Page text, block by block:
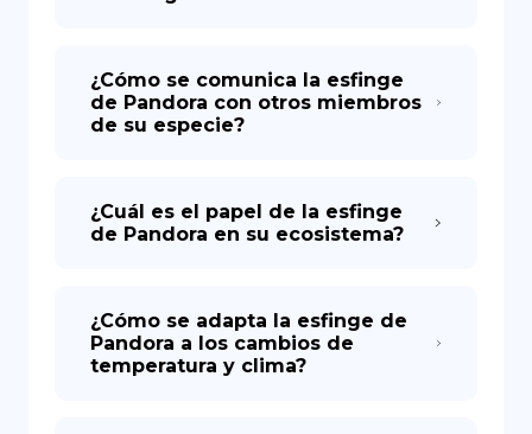
¿Cómo se comunica la esfinge
de Pandora con otros miembros
de su especie?
¿Cuál es el papel de la esfinge
de Pandora en su ecosistema?
¿Cómo se adapta la esfinge de
Pandora a los cambios de
temperatura y clima?